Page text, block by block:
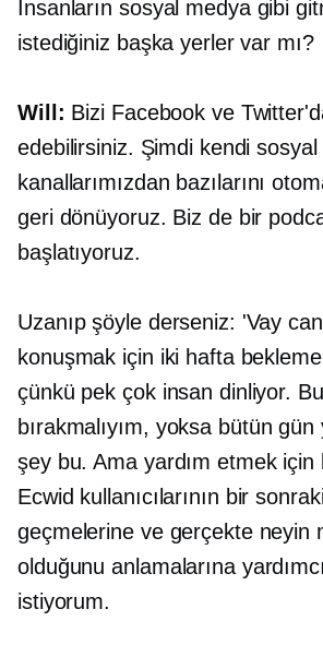
İnsanların sosyal medya gibi
istediğiniz başka yerler var mı?
Will: Bizi Facebook ve
edebilirsiniz. Şimdi kendi
kanallarımızdan bazılarını
geri dönüyoruz. Biz de bir
başlatıyoruz.
Uzanıp şöyle derseniz: 'Vay
konuşmak için iki hafta
çünkü pek çok insan dinliyor.
bırakmalıyım, yoksa bütün
şey bu. Ama yardım etmek için
Ecwid kullanıcılarının bir
geçmelerine ve gerçekte neyin
olduğunu anlamalarına
istiyorum.